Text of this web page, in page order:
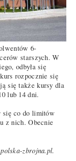
6-
starszych. W
odbyła się
rozpocznie się
się także kursy dla
lub 14 dni.
się co do limitów
z nich. Obecnie
zbrojna.pl.